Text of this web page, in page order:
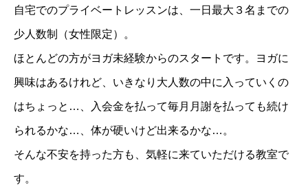
自宅でのプライベートレッスンは、一日最大３名までの
少人数制（女性限定）。
ほとんどの方がヨガ未経験からのスタートです。ヨガに
興味はあるけれど、いきなり大人数の中に入っていくの
はちょっと…、入会金を払って毎月月謝を払っても続け
られるかな…、体が硬いけど出来るかな…。
そんな不安を持った方も、気軽に来ていただける教室で
す。